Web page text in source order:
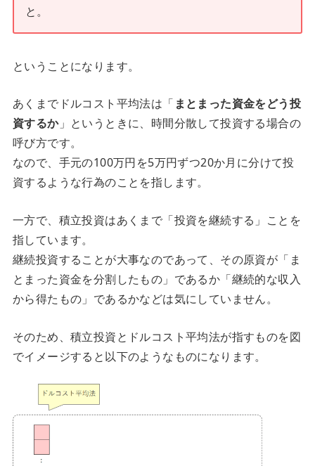
と。
ということになります。
あくまでドルコスト平均法は「 まとまった資金をどう投
資するか」というときに、時間分散して投資する場合の
呼び方です。
なので、手元の100万円を5万円ずつ20か月に分けて投
資するような行為のことを指します。
一方で、積立投資はあくまで「投資を継続する」ことを
指しています。
継続投資することが大事なのであって、その原資が「ま
とまった資金を分割したもの」であるか「継続的な収入
から得たもの」であるかなどは気にしていません。
そのため、積立投資とドルコスト平均法が指すものを図
でイメージすると以下のようなものになります。